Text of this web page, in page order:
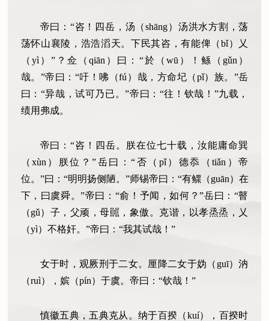
帝曰：“咨！四岳，汤（shāng）汤洪水方割，荡
荡怀山襄陵，浩浩滔天。下民其咨，有能俾（bǐ）乂
（yì）”？佥（qiān）曰：“於（wū）！鲧（gǔn）
哉。”帝曰：“吁！咈（fú）哉，方命圮（pǐ）族。”岳
曰：“异哉，试可乃已。”帝曰：“往！钦哉！”九载，
绩用弗成。
帝曰：“咨！四岳。朕在位七十载，汝能庸命巽
（xùn）朕位？”岳曰：“否（pǐ）德忝（tiǎn）帝
位。”曰：“明明扬侧陋。”师锡帝曰：“有鳏（guān）在
下，曰虞舜。”帝曰：“俞！予闻，如何？”岳曰：“瞽
（gǔ）子，父顽，母嚚，象傲。克谐，以孝烝烝，乂
（yì）不格奸。”帝曰：“我其试哉！”
女于时，观厥刑于二女。厘降二女于妫（guī）汭
（ruì），嫔（pín）于虞。帝曰：“钦哉！”
慎徽五典，五典克从。纳于百揆（kuí），百揆时